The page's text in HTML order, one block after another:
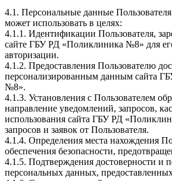
4.1. Персональные данные
может использовать в целях:
4.1.1. Идентификации Пользователя,
сайте ГБУ РД «Поликлиника №8» для
авторизации.
4.1.2. Предоставления Пользователю
персонализированным данным сайта
№8».
4.1.3. Установления с Пользователем
направление уведомлений, запросов,
использования сайта ГБУ РД
запросов и заявок от Пользователя.
4.1.4. Определения места нахождения
обеспечения безопасности,
4.1.5. Подтверждения достоверности и
персональных данных,